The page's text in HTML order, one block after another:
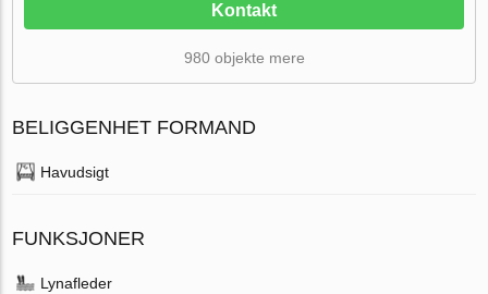
Kontakt
980 objekte mere
BELIGGENHET FORMAND
Havudsigt
FUNKSJONER
Lynafleder